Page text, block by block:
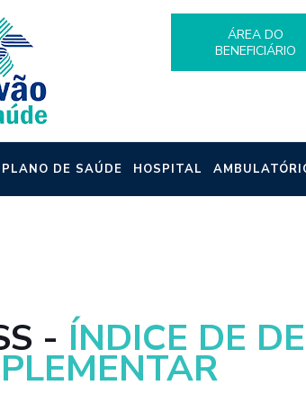
ÁREA DO
BENEFICIÁRIO
PLANO DE SAÚDE HOSPITAL
- ÍNDICE DE